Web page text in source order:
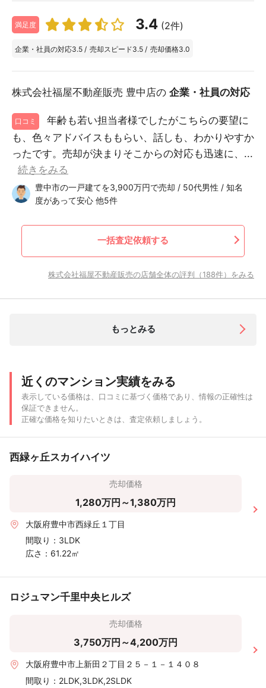
満足度 3.4 (2件)
企業・社員の対応3.5 / 売却スピード3.5 / 売却価格3.0
株式会社福屋不動産販売 豊中店の 企業・社員の対応
口コミ
年齢も若い担当者様でしたがこちらの要望に
も、色々アドバイスももらい、話しも、わかりやすか
ったです。売却が決まりそこからの対応も迅速に、...
続きをみる
豊中市の一戸建てを3,900万円で売却 / 50代男性 / 知名
度があって安心 他5件
一括査定依頼する
株式会社福屋不動産販売の店舗全体の評判（188件）をみる
もっとみる
近くのマンション実績をみる
表示している価格は、口コミに基づく価格であり、情報の正確性は
保証できません。
正確な価格を知りたいときは、査定依頼しましょう。
西緑ヶ丘スカイハイツ
売却価格
1,280万円～1,380万円
大阪府豊中市西緑丘１丁目
間取り： 3LDK
広さ： 61.22㎡
ロジュマン千里中央ヒルズ
売却価格
3,750万円～4,200万円
大阪府豊中市上新田２丁目２５－１－１４０８
間取り： 2LDK,3LDK,2SLDK